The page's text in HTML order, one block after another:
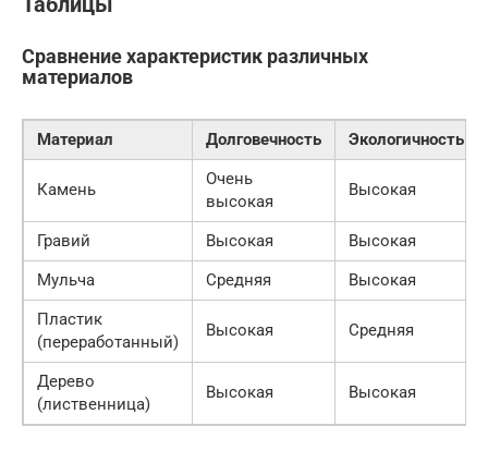
Сравнение характеристик различных
материалов
Материал Долговечность Экологичность
Камень
Очень
высокая
Высокая
Гравий Высокая
Высокая
Мульча
Средняя
Высокая
Пластик
(переработанный)
Высокая Средняя
Дерево
(лиственница)
Высокая Высокая